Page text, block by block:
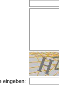
eingeben: